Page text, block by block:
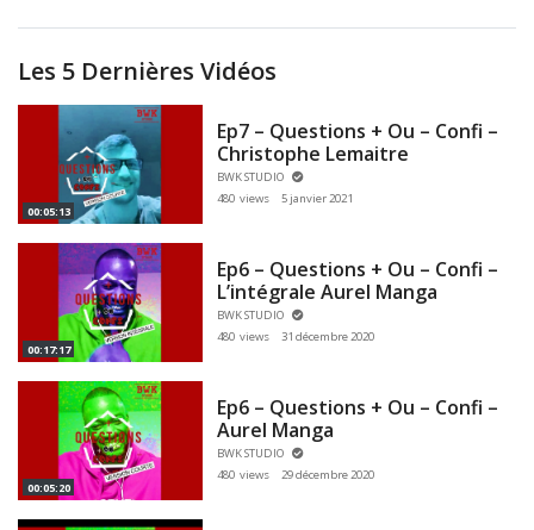
Les 5 Dernières Vidéos
00:05:13
Ep7 – Questions + Ou – Confi –
Christophe Lemaitre
BWK STUDIO
480 views
5 janvier 2021
00:17:17
Ep6 – Questions + Ou – Confi –
L’intégrale Aurel Manga
BWK STUDIO
480 views
31 décembre 2020
00:05:20
Ep6 – Questions + Ou – Confi –
Aurel Manga
BWK STUDIO
480 views
29 décembre 2020